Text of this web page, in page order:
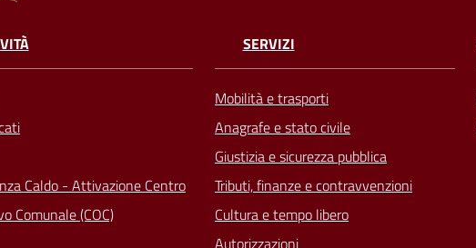
Caldo - Attivazione Centro
Comunale (COC)
SERVIZI
Mobilità e trasporti
Anagrafe e stato civile
Giustizia e sicurezza pubblica
Tributi, finanze e contravvenzioni
Cultura e tempo libero
Autorizzazioni